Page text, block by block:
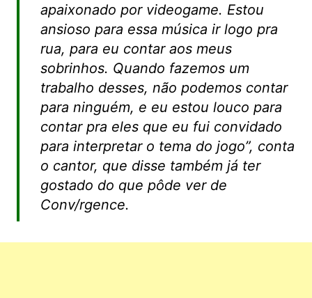
apaixonado por videogame. Estou
ansioso para essa música ir logo pra
rua, para eu contar aos meus
sobrinhos. Quando fazemos um
trabalho desses, não podemos contar
para ninguém, e eu estou louco para
contar pra eles que eu fui convidado
para interpretar o tema do jogo”, conta
o cantor, que disse também já ter
gostado do que pôde ver de
Conv/rgence.